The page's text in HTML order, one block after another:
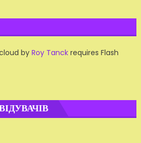
by Roy Tanckrequires Flash